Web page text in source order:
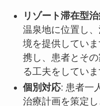
リゾート滞在型
温泉地に位置し
境を提供してい
携し、患者とそ
る工夫をしていま
個別対応: 患者一
治療計画を策定